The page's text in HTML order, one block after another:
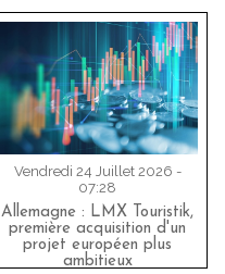
Vendredi 24 Juillet 2026 -
07:28
Allemagne : LMX Touristik,
première acquisition d'un
projet européen plus
ambitieux